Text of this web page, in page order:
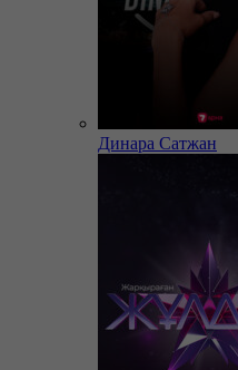
Динара Сатжан